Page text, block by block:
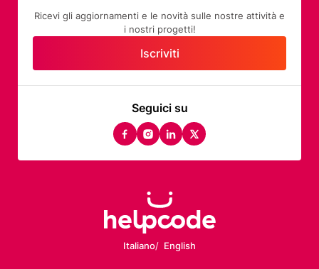
Seguici su
facebook
instagram
linkedin
twitter
Ricevi gli aggiornamenti e le novità sulle nostre attività e
i nostri progetti!
Iscriviti
Italiano English